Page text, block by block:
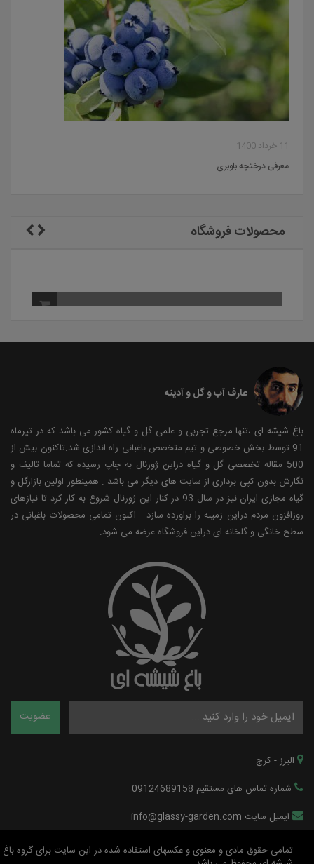
11 خرداد 1400
معرفی درختچه بلوبری
محصولات فروشگاه
عارف آب و گل و آدینه
باغ شیشه ای ،تنها مرجع تجربی و علمی گل و گیاه کشور می باشد که در تیرماه
91 توسط بخش خصوصی و تیم متخصص باغبانی راه اندازی شد.تاکنون بیش از
500 مقاله تخصصی گل و گیاه دراین ژورنال به چاپ رسیده که تماما تالیف و
نگارش بدون کپی برداری از سایت های دیگر می باشد . همینطور اولین بازارگل و
گیاه مجازی ایران نیز در سال 93 در کنار این ژورنال شروع به کار کرد تا نیازهای
روزافزون مردم دراین زمینه را براورده سازد . اکنون تمامی محصولات باغبانی در
سطح خانگی و گلخانه ای دراین فروشگاه عرضه می شود.
البرز - کرج
شماره تماس های مستقیم 09124689158
ایمیل سایت info@glassy-garden.com
تمامی حقوق مادی و معنوی و عکسهای استفاده شده در این سایت برای گروه باغ